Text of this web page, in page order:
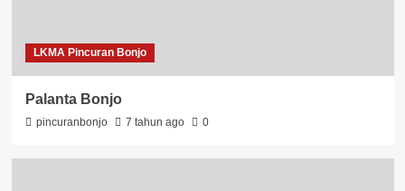
LKMA Pincuran Bonjo
Palanta Bonjo
pincuranbonjo 7 tahun ago 0